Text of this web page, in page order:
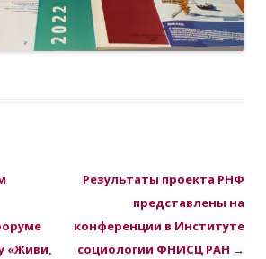
«Живи,
Результаты проекта РНФ
представлены на
конференции в Институте
социологии ФНИСЦ РАН →